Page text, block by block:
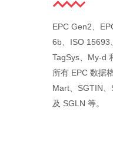
EPC Gen2、
6b、ISO 15693
TagSys、My-d
所有 EPC 数据
Mart、SGTIN
及 SGLN 等。